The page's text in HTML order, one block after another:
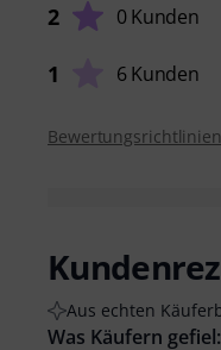
2 0 Kunden
1 6 Kunden
Bewertungsrichtlinien
Aus echten
Was Käufern gefiel: